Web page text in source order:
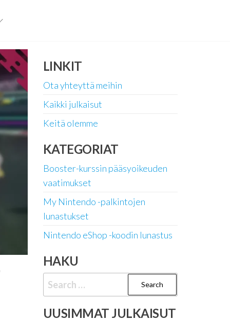
LINKIT
Ota yhteyttä meihin
Kaikki julkaisut
Keitä olemme
KATEGORIAT
Booster-kurssin pääsyoikeuden
vaatimukset
My Nintendo -palkintojen
lunastukset
Nintendo eShop -koodin lunastus
HAKU
Search
for:
UUSIMMAT JULKAISUT